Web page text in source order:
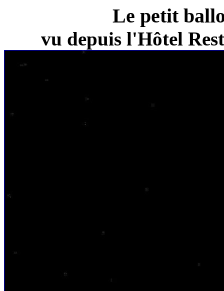
Le petit
vu depuis l'Hôtel